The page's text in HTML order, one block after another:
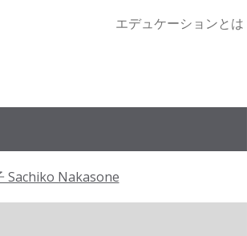
エデュケーションとは
Sachiko Nakasone